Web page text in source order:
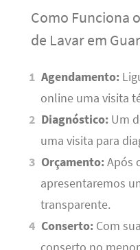
Como Funciona
de Lavar em
Agendamento:
online uma visita
Diagnóstico: Um
uma visita para
Orçamento:Após
apresentaremos
transparente.
Conserto: Com